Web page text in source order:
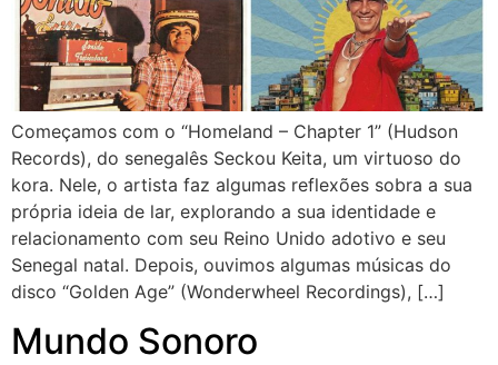
Começamos com o “Homeland – Chapter 1” (Hudson
Records), do senegalês Seckou Keita, um virtuoso do
kora. Nele, o artista faz algumas reflexões sobra a sua
própria ideia de lar, explorando a sua identidade e
relacionamento com seu Reino Unido adotivo e seu
Senegal natal. Depois, ouvimos algumas músicas do
disco “Golden Age” (Wonderwheel Recordings), […]
Mundo Sonoro